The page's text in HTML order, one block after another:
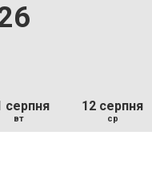
серпня
вт
12 серпня
ср